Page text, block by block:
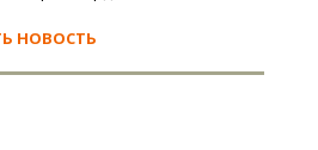
НОВОСТЬ